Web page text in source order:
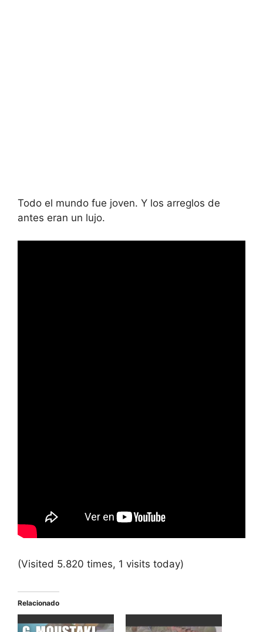
Todo el mundo fue joven. Y los arreglos de
antes eran un lujo.
(Visited 5.820 times, 1 visits today)
Relacionado